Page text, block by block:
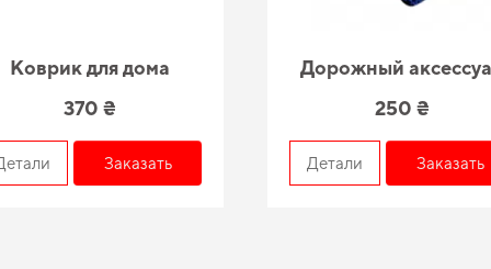
Коврик для дома
370 ₴
Заказать
Дорожный
250 ₴
Детали Заказать